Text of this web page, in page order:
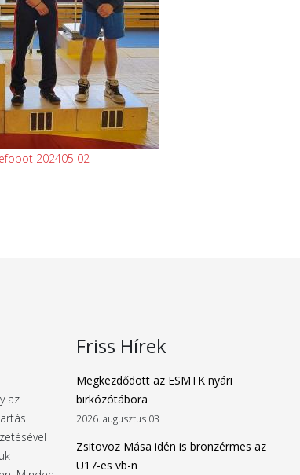
202405 02
az
Friss Hírek
Megkezdődött az ESMTK nyári
birkózótábora
2026. augusztus 03
Zsitovoz Mása idén is bronzérmes az
U17-es vb-n